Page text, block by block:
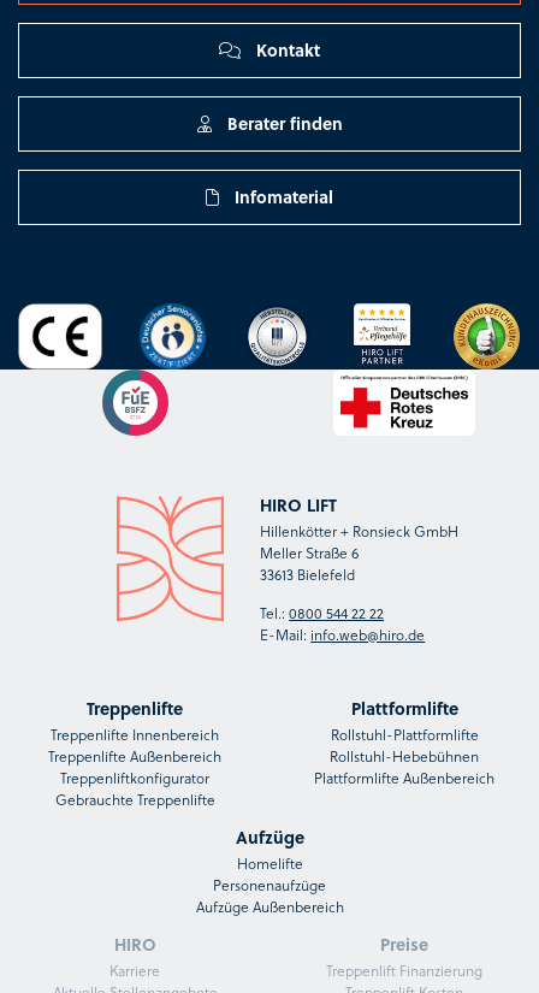
Kontakt
Berater finden
Infomaterial
HIRO LIFT
Hillenkötter + Ronsieck GmbH
Meller Straße 6
33613 Bielefeld
Tel.:0800 544 22 22
E-Mail: info.web@hiro.de
Treppenlifte
Treppenlifte Innenbereich
Treppenlifte Außenbereich
Treppenliftkonfigurator
Gebrauchte Treppenlifte
Plattformlifte
Rollstuhl-Plattformlifte
Rollstuhl-Hebebühnen
Plattformlifte Außenbereich
Aufzüge
Homelifte
Personenaufzüge
Aufzüge Außenbereich
HIRO
Karriere
Preise
Treppenlift Finanzierung